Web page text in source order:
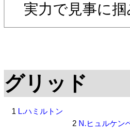
実力で見事に
グリッド
1 L.ハミルトン
2 N.ヒュルケン